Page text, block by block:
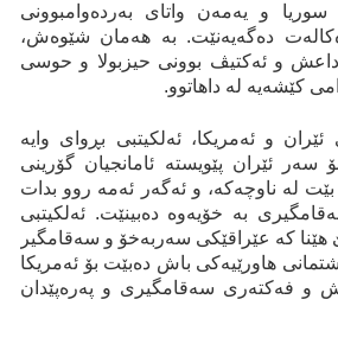
و یەمەن واتای بەردەوامبوونی
دەگەیەنێت. بە هەمان شێوەش،
داعش و ئەکتیڤ بوونی حیزبولا و حوسی
کێشەیە لە داهاتوو.
و ئەمریکا، ئەلکیتبی بڕوای وایە
سەر ئێران پێویستە ئامانجیان گۆرینی
لە ناوچەکە، و ئەگەر ئەمە روو بدات
بە خۆیەوە دەبینێت. ئەلکیتبی
هێنا کە عێراقێکی سەربەخۆ و سەقامگیر
هاورێیەکی باش دەبێت بۆ ئەمریکا
و فەکتەری سەقامگیری و پەرەپێدان